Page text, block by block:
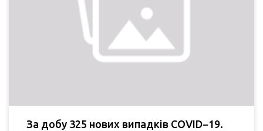
За добу 325 нових випадків COVID−19.